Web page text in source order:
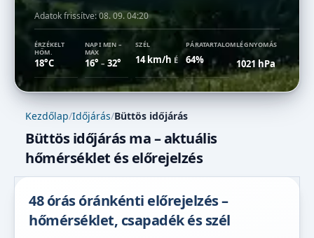
Adatok frissítve:08. 09. 04:20
ÉRZÉKELT
HŐM.
18°C
NAPI MIN –
MAX
16° –32°
SZÉL
14 km/h É
PÁRATARTALOM
64%
LÉGNYOMÁS
1021 hPa
Kezdőlap/Időjárás/Büttös időjárás
Büttös időjárás ma – aktuális
hőmérséklet és előrejelzés
48 órás óránkénti előrejelzés –
hőmérséklet, csapadék és szél